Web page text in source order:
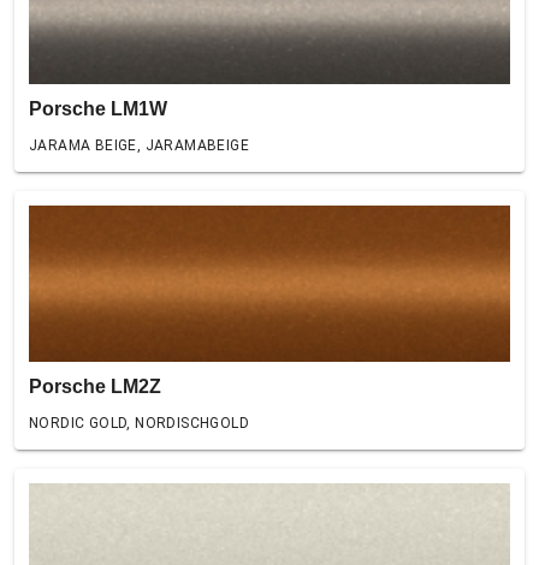
Porsche LM1W
JARAMA BEIGE, JARAMABEIGE
Porsche LM2Z
NORDIC GOLD, NORDISCHGOLD